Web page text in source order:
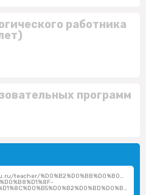
работника
программ
teacher/
%D1%8E%D1%80%D1%8C%D0%B5%D0%B2%D0%BD%D0%B0/